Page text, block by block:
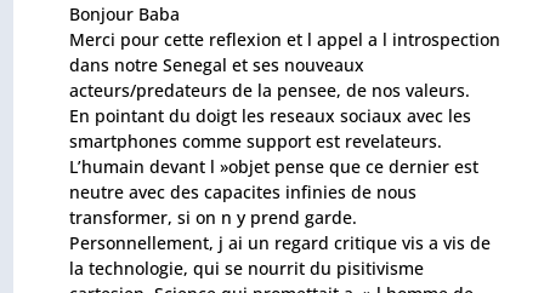
Bonjour Baba
Merci pour cette reflexion et l appel a l introspection
dans notre Senegal et ses nouveaux
acteurs/predateurs de la pensee, de nos valeurs.
En pointant du doigt les reseaux sociaux avec les
smartphones comme support est revelateurs.
L’humain devant l »objet pense que ce dernier est
neutre avec des capacites infinies de nous
transformer, si on n y prend garde.
Personnellement, j ai un regard critique vis a vis de
la technologie, qui se nourrit du pisitivisme